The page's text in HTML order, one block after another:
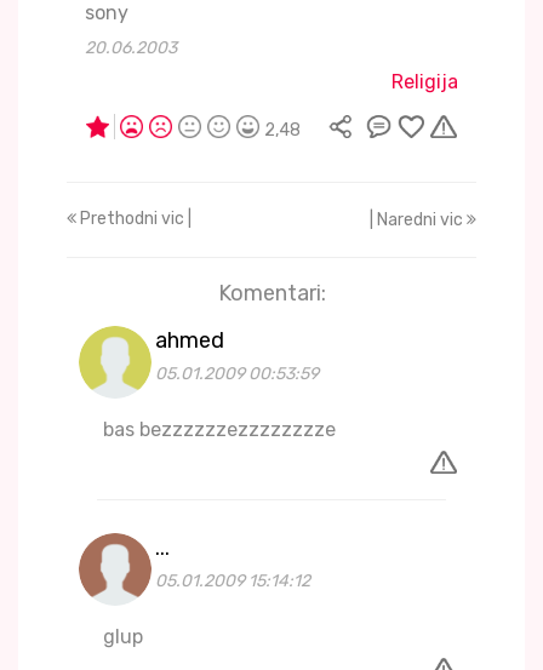
sony
20.06.2003
Religija
2,48
Prethodni vic | | Naredni vic
Komentari:
ahmed
05.01.2009 00:53:59
bas bezzzzzzezzzzzzzze
...
05.01.2009 15:14:12
glup